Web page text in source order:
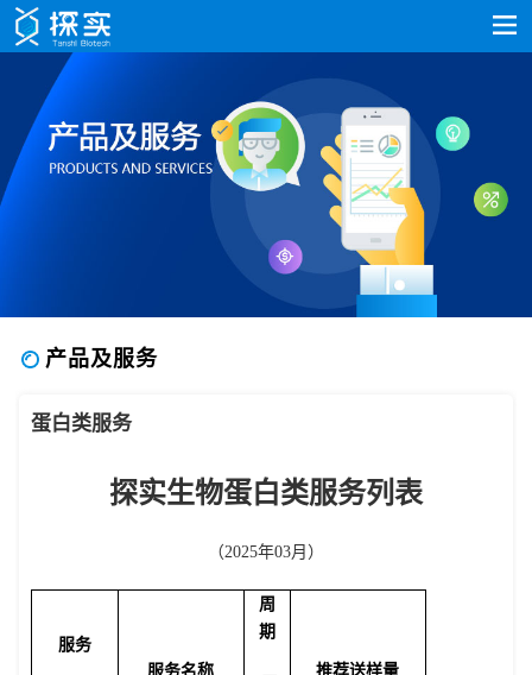
产品及服务
蛋白类服务
探实生物蛋白类服务列表
（2025年03月）
服务
服务名称
周
期
推荐送样量